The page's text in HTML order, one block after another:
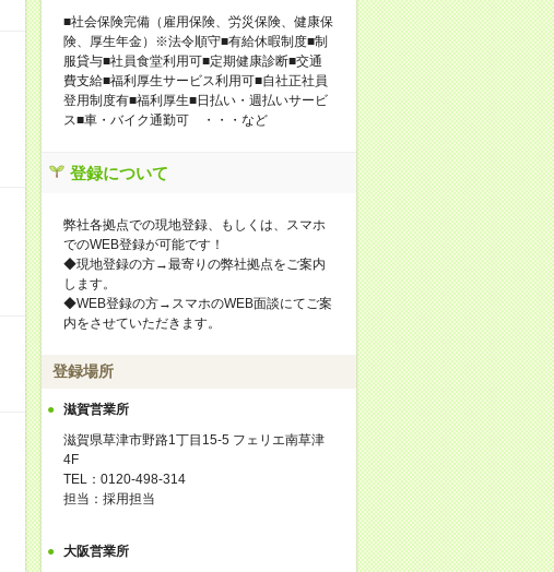
■社会保険完備（雇用保険、労災保険、健康保
険、厚生年金）※法令順守■有給休暇制度■制
服貸与■社員食堂利用可■定期健康診断■交通
費支給■福利厚生サービス利用可■自社正社員
登用制度有■福利厚生■日払い・週払いサービ
ス■車・バイク通勤可 ・・・など
登録について
弊社各拠点での現地登録、もしくは、スマホ
でのWEB登録が可能です！
◆現地登録の方→最寄りの弊社拠点をご案内
します。
◆WEB登録の方→スマホのWEB面談にてご案
内をさせていただきます。
登録場所
滋賀営業所
滋賀県草津市野路1丁目15-5 フェリエ南草津
4F
TEL：0120-498-314
担当：採用担当
大阪営業所